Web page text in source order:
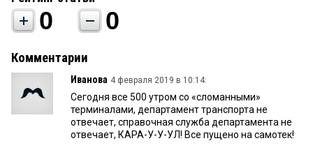
0 0
Комментарии
Иванова 4 февраля 2019 в 10:14:
Сегодня все 500 утром со «сломанными»
терминалами, департамент транспорта не
отвечает, справочная служба департамента не
отвечает, КАРА-У-У-УЛ! Все пущено на самотек!